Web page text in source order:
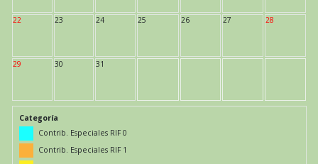
22 23 24 25 26 27 28
29 30 31
Categoría
Contrib. Especiales RIF 0
Contrib. Especiales RIF 1